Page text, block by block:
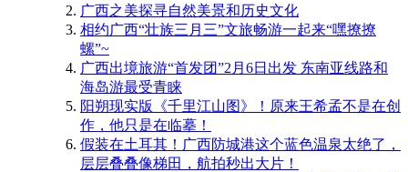
广西之美探寻自然美景和历史文化
相约广西“壮族三月三”文旅畅游一起来“嘿撩撩
螺”~
广西出境旅游“首发团”2月6日出发 东南亚线路和
海岛游最受青睐
阳朔现实版《千里江山图》！原来王希孟不是在创
作，他只是在临摹！
​假装在土耳其！广西防城港这个蓝色温泉太绝了，
层层叠叠像梯田，航拍秒出大片！